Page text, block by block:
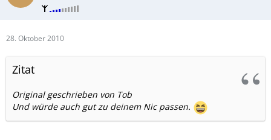
28. Oktober 2010
Zitat
Original geschrieben von Tob
Und würde auch gut zu deinem Nic passen.